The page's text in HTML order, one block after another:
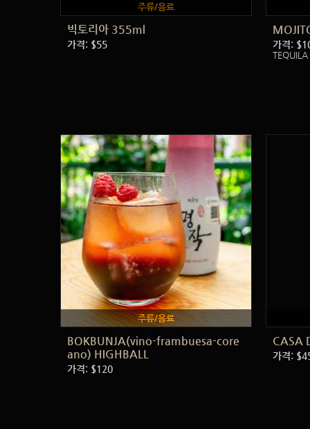
주류/음료
빅토리아 355ml
가격: $55 가격:
주류/음료
BOKBUNJA(vino-frambuesa-core
ano) HIGHBALL
가격: $120
CASA
가격: